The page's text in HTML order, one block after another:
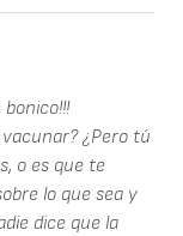
¿Pero tú
o es que te
lo que sea y
dice que la